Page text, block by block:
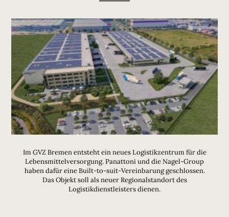
Im GVZ Bremen entsteht ein neues Logistikzentrum für die
Lebensmittelversorgung. Panattoni und die Nagel-Group
haben dafür eine Built-to-suit-Vereinbarung geschlossen.
Das Objekt soll als neuer Regionalstandort des
Logistikdienstleisters dienen.